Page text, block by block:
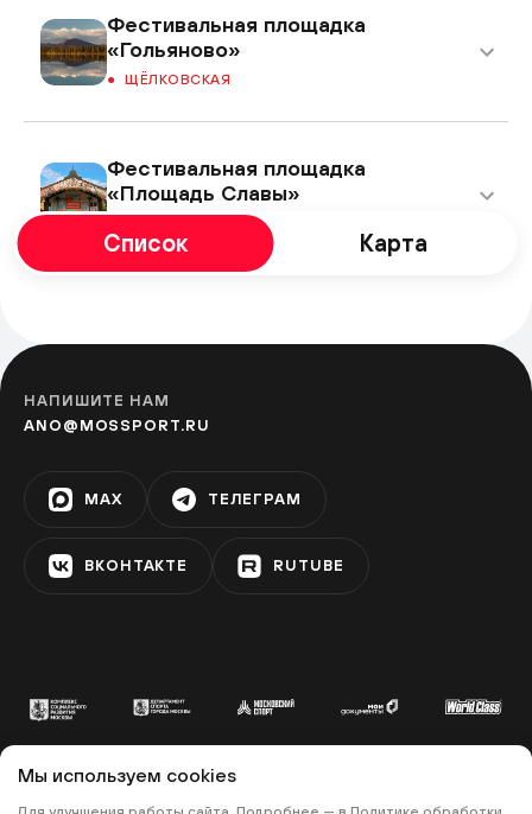
Фестивальная площадка
«Гольяново»
ЩЁЛКОВСКАЯ
Фестивальная площадка
«Площадь Славы»
ЗЯБЛИКОВО
Фестивальная площадка на
бульваре Дмитрия Донского
Список Карта
НАПИШИТЕ НАМ
ANO@MOSSPORT.RU
MAX ТЕЛЕГРАМ
ВКОНТАКТЕ RUTUBE
© 2022 «МОСКОВСКИЙ СПОРТ»
Мы используем cookies